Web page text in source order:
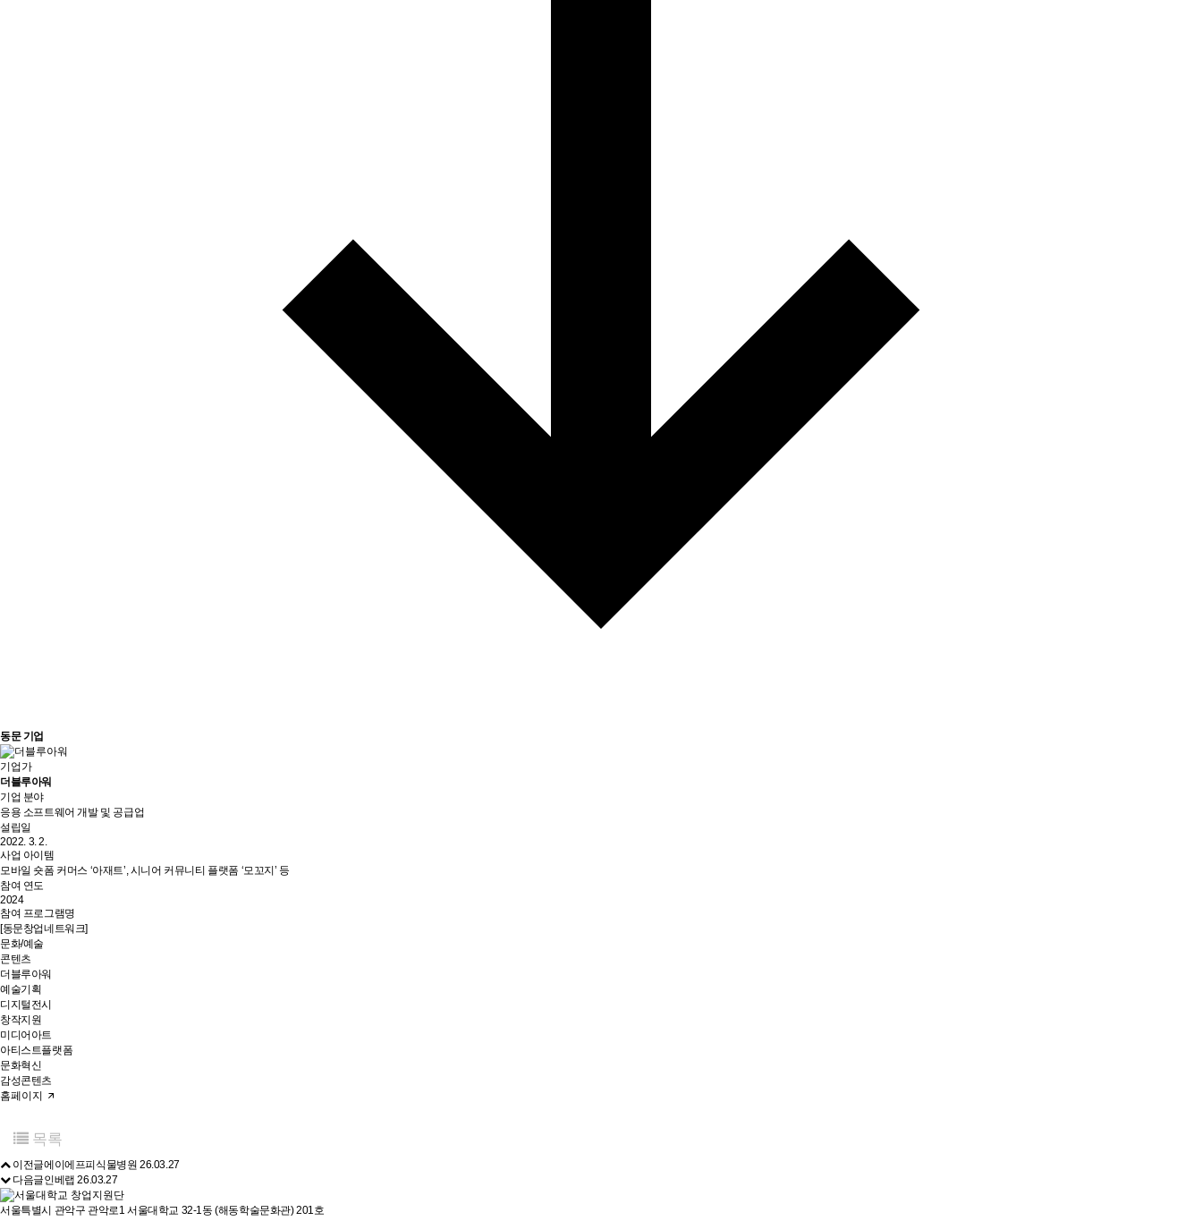
동문 기업
기업가
더블루아워
기업 분야
응용 소프트웨어 개발 및 공급업
설립일
2022. 3. 2.
사업 아이템
모바일 숏폼 커머스 ‘아재트’, 시니어 커뮤니티 플랫폼 ‘모꼬지’ 등
참여 연도
2024
참여 프로그램명
[동문창업네트워크]
문화/예술
콘텐츠
더블루아워
예술기획
디지털전시
창작지원
미디어아트
아티스트플랫폼
문화혁신
감성콘텐츠
홈페이지
목록
이전글에이에프피식물병원 26.03.27
다음글인베랩 26.03.27
서울특별시 관악구 관악로1 서울대학교 32-1동 (해동학술문화관) 201호